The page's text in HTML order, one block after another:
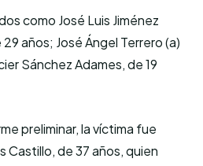
como José Luis Jiménez
años; José Ángel Terrero (a)
Sánchez Adames, de 19
preliminar, la víctima fue
Castillo, de 37 años, quien